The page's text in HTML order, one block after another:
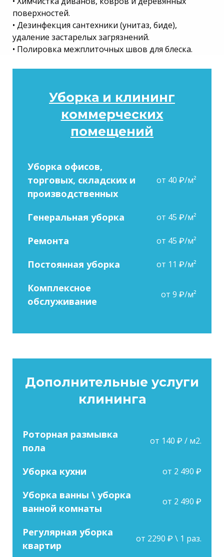
поверхностей.
• Дезинфекция сантехники (унитаз, биде),
удаление застарелых загрязнений.
• Полировка межплиточных швов для блеска.
Уборка и клининг
коммерческих
помещений
Уборка офисов,
торговых, складских и
производственных
от 40 ₽/м²
Генеральная уборка от 45 ₽/м²
Ремонта от 45 ₽/м²
Постоянная уборка от 11 ₽/м²
Комплексное
обслуживание
от 9 ₽/м²
Дополнительные услуги
клининга
Роторная размывка
пола
от 140 ₽ / м2.
Уборка кухни от 2 490 ₽
Уборка ванны \ уборка
ванной комнаты
от 2 490 ₽
Регулярная уборка
квартир
от 2290 ₽ \ 1 раз.